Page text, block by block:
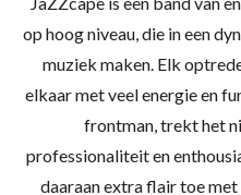
op hoog niveau, die in een
muziek maken. Elk
elkaar met veel energie en
frontman, trekt het
professionaliteit en
daaraan extra flair toe met